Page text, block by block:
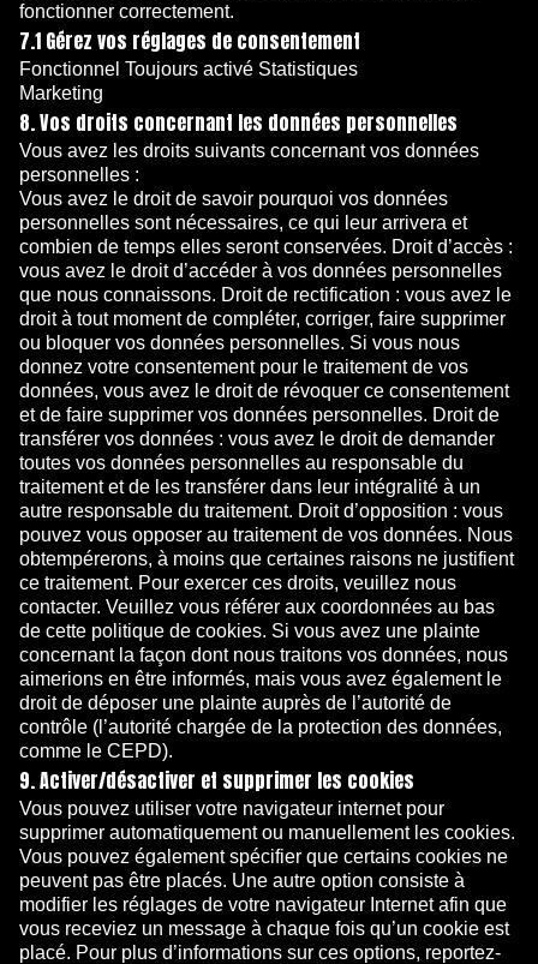
fonctionner correctement.
7.1 Gérez vos réglages de consentement
Fonctionnel Toujours activé Statistiques
Marketing
8. Vos droits concernant les données personnelles
Vous avez les droits suivants concernant vos données
personnelles :
Vous avez le droit de savoir pourquoi vos données
personnelles sont nécessaires, ce qui leur arrivera et
combien de temps elles seront conservées. Droit d’accès :
vous avez le droit d’accéder à vos données personnelles
que nous connaissons. Droit de rectification : vous avez le
droit à tout moment de compléter, corriger, faire supprimer
ou bloquer vos données personnelles. Si vous nous
donnez votre consentement pour le traitement de vos
données, vous avez le droit de révoquer ce consentement
et de faire supprimer vos données personnelles. Droit de
transférer vos données : vous avez le droit de demander
toutes vos données personnelles au responsable du
traitement et de les transférer dans leur intégralité à un
autre responsable du traitement. Droit d’opposition : vous
pouvez vous opposer au traitement de vos données. Nous
obtempérerons, à moins que certaines raisons ne justifient
ce traitement. Pour exercer ces droits, veuillez nous
contacter. Veuillez vous référer aux coordonnées au bas
de cette politique de cookies. Si vous avez une plainte
concernant la façon dont nous traitons vos données, nous
aimerions en être informés, mais vous avez également le
droit de déposer une plainte auprès de l’autorité de
contrôle (l’autorité chargée de la protection des données,
comme le CEPD).
9. Activer/désactiver et supprimer les cookies
Vous pouvez utiliser votre navigateur internet pour
supprimer automatiquement ou manuellement les cookies.
Vous pouvez également spécifier que certains cookies ne
peuvent pas être placés. Une autre option consiste à
modifier les réglages de votre navigateur Internet afin que
vous receviez un message à chaque fois qu’un cookie est
placé. Pour plus d’informations sur ces options, reportez-